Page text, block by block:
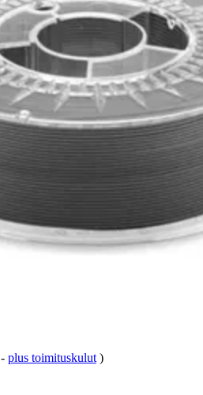
- plus toimituskulut )